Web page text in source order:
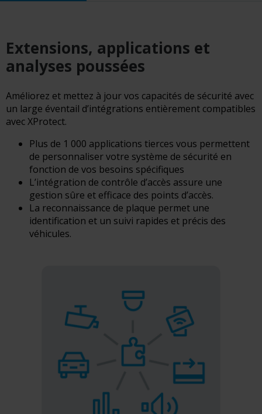
Extensions, applications et
analyses poussées
Améliorez et mettez à jour vos capacités de sécurité avec
un large éventail d’intégrations entièrement compatibles
avec XProtect.
Plus de 1 000 applications tierces vous permettent
de personnaliser votre système de sécurité en
fonction de vos besoins spécifiques
L’intégration de contrôle d’accès assure une
gestion sûre et efficace des points d’accès.
La reconnaissance de plaque permet une
identification et un suivi rapides et précis des
véhicules.